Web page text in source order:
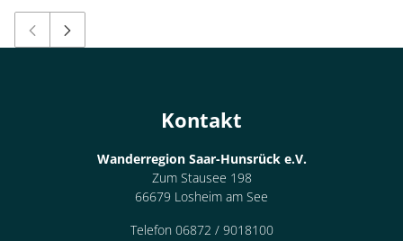
Kontakt
Wanderregion Saar-Hunsrück e.V.
Zum Stausee 198
66679 Losheim am See
Telefon 06872 / 9018100